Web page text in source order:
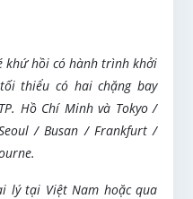
khứ hồi có hành trình khởi
thiểu có hai chặng bay
Hồ Chí Minh và Tokyo /
/ Busan / Frankfurt /
lý tại Việt Nam hoặc qua